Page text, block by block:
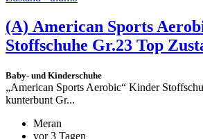
(A) American Sports
Stoffschuhe Gr.23 Top
Baby- und Kinderschuhe
„American Sports Aerobic“ Kinder
kunterbunt Gr...
Meran
vor 3 Tagen